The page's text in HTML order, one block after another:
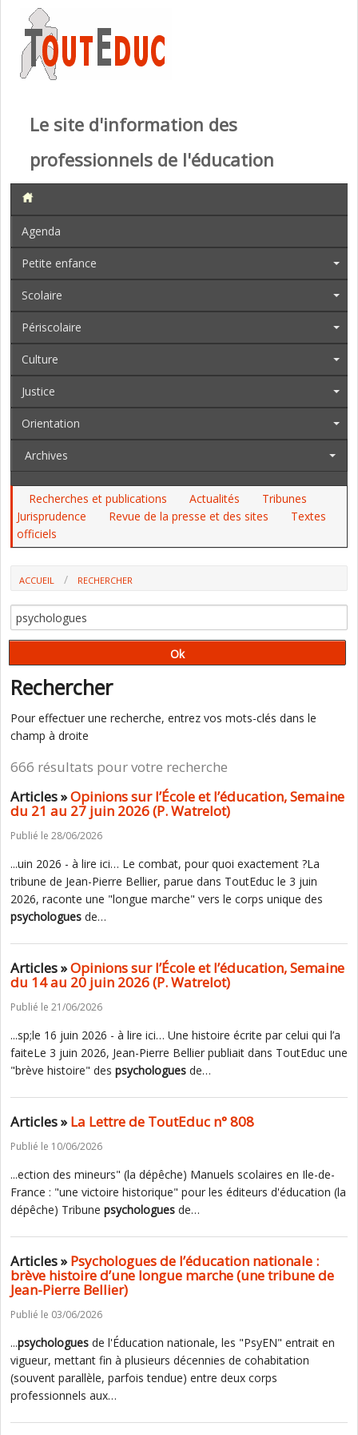
Le site d'information des
professionnels de l'éducation
Agenda
Petite enfance
Scolaire
Périscolaire
Culture
Justice
Orientation
Archives
Recherches et publications Actualités
Tribunes
Jurisprudence
Revue de la presse et des sites
Textes
officiels
ACCUEIL RECHERCHER
Rechercher
Pour effectuer une recherche, entrez vos mots-clés dans le
champ à droite
666 résultats pour votre recherche
Articles »Opinions sur l’École et l’éducation, Semaine
du 21 au 27 juin 2026 (P. Watrelot)
Publié le 28/06/2026
...uin 2026 - à lire ici… Le combat, pour quoi exactement ?La
tribune de Jean-Pierre Bellier, parue dans ToutEduc le 3 juin
2026, raconte une "longue marche" vers le corps unique des
psychologues de…
Articles »Opinions sur l’École et l’éducation, Semaine
du 14 au 20 juin 2026 (P. Watrelot)
Publié le 21/06/2026
...sp;le 16 juin 2026 - à lire ici… Une histoire écrite par celui qui l’a
faiteLe 3 juin 2026, Jean-Pierre Bellier publiait dans ToutEduc une
"brève histoire" des psychologues de…
Articles »La Lettre de ToutEduc n° 808
Publié le 10/06/2026
...ection des mineurs" (la dépêche) Manuels scolaires en Ile-de-
France : "une victoire historique" pour les éditeurs d'éducation (la
dépêche) Tribune psychologues de…
Articles »Psychologues de l’éducation nationale :
brève histoire d’une longue marche (une tribune de
Jean-Pierre Bellier)
Publié le 03/06/2026
...psychologues de l'Éducation nationale, les "PsyEN" entrait en
vigueur, mettant fin à plusieurs décennies de cohabitation
(souvent parallèle, parfois tendue) entre deux corps
professionnels aux…